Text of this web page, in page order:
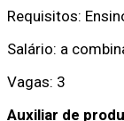
Requisitos:
Salário: a
Vagas: 3
Auxiliar de